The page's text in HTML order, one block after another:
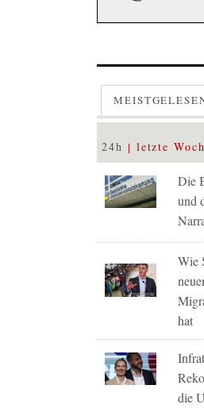
24h letzte
Die
und
Wie
hat
die